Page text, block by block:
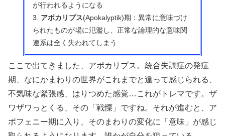
が行われるようになる
3. アポカリプス(Apokalyptik)期：異常に意味づけ
られたものが場に氾濫し、正常な論理的な意味関
連系は全く失われてしまう
ここで出てきました、アポカリプス。統合失調症の発症
期、なにかまわりの世界がこれまでと違って感じられる、
不気味な緊張感、はりつめた感覚…これがトレマです。ザ
ワザワっとくる、その「戦慄」ですね。それが進むと、ア
ポフェニー期に入り、そのまわりの変化に「意味」が感じ